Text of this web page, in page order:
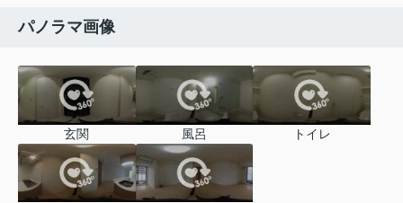
パノラマ画像
玄関 風呂 トイレ